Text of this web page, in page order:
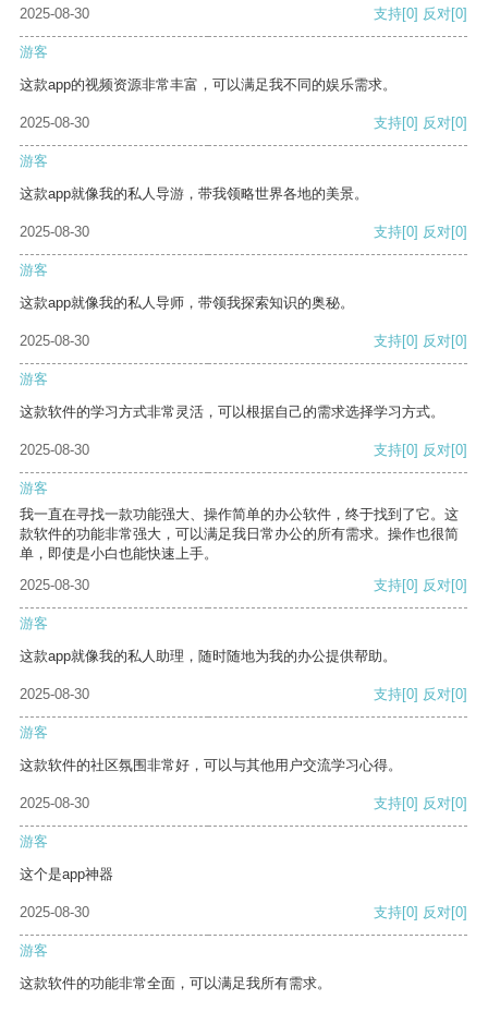
2025-08-30 支持[0] 反对[0]
游客
这款app的视频资源非常丰富，可以满足我不同的娱乐需求。
2025-08-30 支持[0] 反对[0]
游客
这款app就像我的私人导游，带我领略世界各地的美景。
2025-08-30 支持[0] 反对[0]
游客
这款app就像我的私人导师，带领我探索知识的奥秘。
2025-08-30 支持[0] 反对[0]
游客
这款软件的学习方式非常灵活，可以根据自己的需求选择学习方式。
2025-08-30 支持[0] 反对[0]
游客
我一直在寻找一款功能强大、操作简单的办公软件，终于找到了它。这
款软件的功能非常强大，可以满足我日常办公的所有需求。操作也很简
单，即使是小白也能快速上手。
2025-08-30
支持[0] 反对[0]
游客
这款app就像我的私人助理，随时随地为我的办公提供帮助。
2025-08-30 支持[0] 反对[0]
游客
这款软件的社区氛围非常好，可以与其他用户交流学习心得。
2025-08-30 支持[0] 反对[0]
游客
这个是app神器
2025-08-30 支持[0] 反对[0]
游客
这款软件的功能非常全面，可以满足我所有需求。